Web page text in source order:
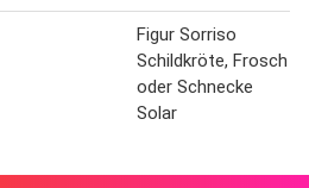
Figur Sorriso
Schildkröte, Frosch
oder Schnecke
Solar